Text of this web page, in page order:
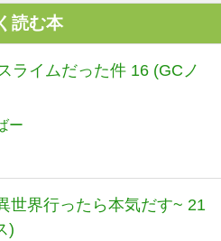
読む本
ライムだった件 16 (GCノ
ー
世界行ったら本気だす~ 21
)